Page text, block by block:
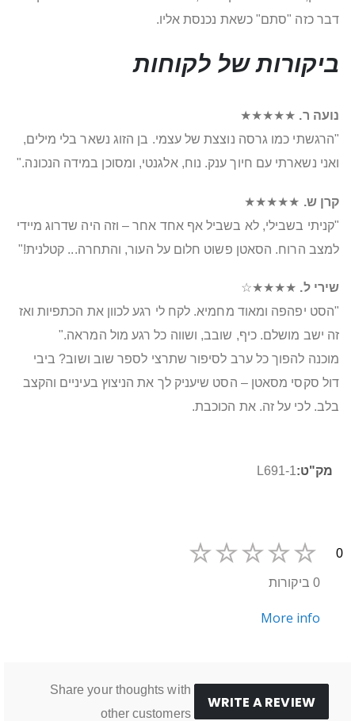
דבר כזה "סתם" כשאת נכנסת אליו.
ביקורות של לקוחות
נועה ר. ★★★★★
"הרגשתי כמו גרסה נוצצת של עצמי. בן הזוג נשאר בלי מילים,
ואני נשארתי עם חיוך ענק. נוח, אלגנטי, ומסוכן במידה הנכונה."
קרן ש. ★★★★★
"קניתי בשבילי, לא בשביל אף אחד אחר – וזה היה שדרוג מיידי
למצב הרוח. הסאטן פשוט חלום על העור, והתחרה... קטלנית!"
שירי ל. ★★★★☆
"הסט יפהפה ומאוד מחמיא. לקח לי רגע לכוון את הכתפיות ואז
זה ישב מושלם. כיף, שובב, ושווה כל רגע מול המראה."
מוכנה להפוך כל ערב לסיפור שתרצי לספר שוב ושוב? ביבי
דול סקסי מסאטן – הסט שיעניק לך את הניצוץ בעיניים והקצב
בלב. לכי על זה. את הכוכבת.
מידע
L691-1
0
0 ביקורות
More info
WRITE A REVIEW
Share your thoughts with
other customers